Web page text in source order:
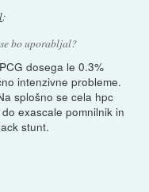
:
bo uporabljal?
dosega le 0.3%
intenzivne probleme.
splošno se cela hpc
exascale pomnilnik in
stunt.